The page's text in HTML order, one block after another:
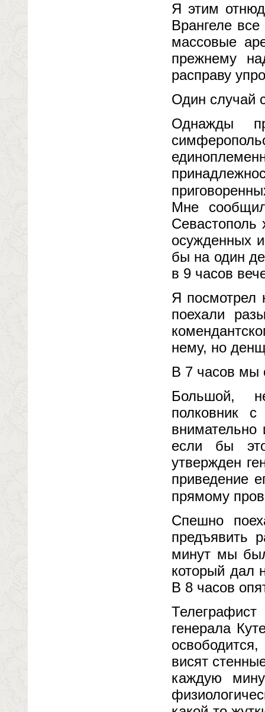
Я этим
Врангеле
массовые
прежнему
расправу
Один случай
Однажды
Мне
Севастополь
осужденных
бы на один
в 9 часов
Я посмотрел
поехали
нему, но
В 7 часов мы
Большой,
полковник
если бы
утвержден
приведение
прямому
Спешно
предъявить
минут мы
который дал
В 8 часов
генерала
висят
каждую